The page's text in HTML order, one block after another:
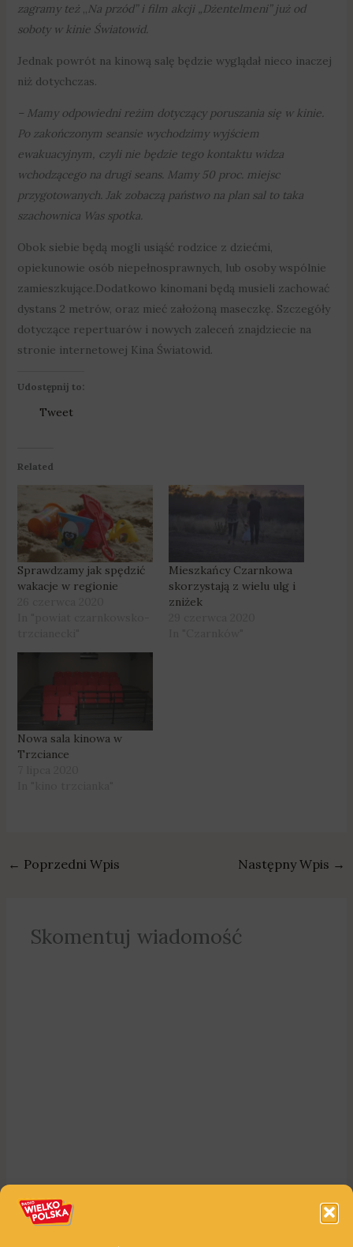
zagramy też
Na przód” i film akcji „Dżentelmeni” już od
soboty w kinie Światowid.
Jednak powrót na kinową salę będzie wyglądał nieco inaczej
niż dotychczas.
– Mamy odpowiedni reżim dotyczący poruszania się w kinie.
Po zakończonym seansie wychodzimy wyjściem
ewakuacyjnym, czyli nie będzie tego kontaktu widza
wchodzącego na drugi seans. Mamy 50 proc. miejsc
przygotowanych. Jak zobaczą państwo na plan sal to taka
szachownica Was spotka.
Obok siebie będą mogli usiąść rodzice z dziećmi,
opiekunowie osób niepełnosprawnych, lub osoby wspólnie
zamieszkujące.Dodatkowo kinomani będą musieli zachować
dystans 2 metrów, oraz mieć założoną maseczkę. Szczegóły
dotyczące repertuarów i nowych zaleceń znajdziecie na
stronie internetowej Kina Światowid.
Udostępnij to:
Tweet
Related
Sprawdzamy jak spędzić
wakacje w regionie
Mieszkańcy Czarnkowa
skorzystają z wielu ulg i
zniżek
Nowa sala kinowa w
Trzciance
← Poprzedni Wpis Następny Wpis →
Skomentuj wiadomość